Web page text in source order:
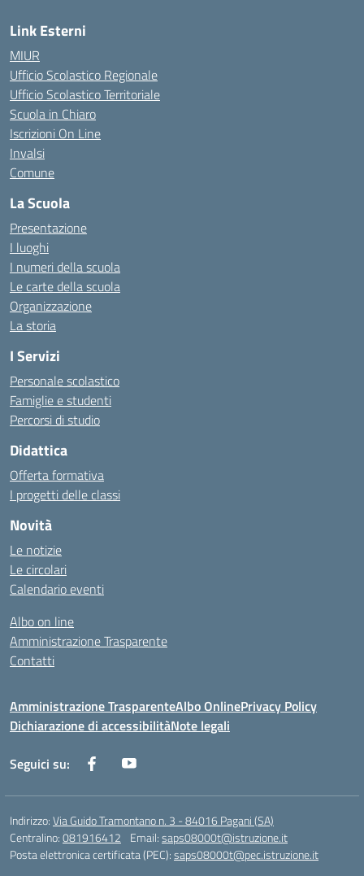
Link Esterni
MIUR
Ufficio Scolastico Regionale
Ufficio Scolastico Territoriale
Scuola in Chiaro
Iscrizioni On Line
Invalsi
Comune
La Scuola
Presentazione
I luoghi
I numeri della scuola
Le carte della scuola
Organizzazione
La storia
I Servizi
Personale scolastico
Famiglie e studenti
Percorsi di studio
Didattica
Offerta formativa
I progetti delle classi
Novità
Le notizie
Le circolari
Calendario eventi
Albo on line
Amministrazione Trasparente
Contatti
Amministrazione TrasparenteAlbo OnlinePrivacy Policy
Dichiarazione di accessibilitàNote legali
Seguici su:
Indirizzo:Via Guido Tramontano n. 3 - 84016 Pagani (SA)
Centralino:081916412 Email:saps08000t@istruzione.it
Posta elettronica certificata (PEC):saps08000t@pec.istruzione.it